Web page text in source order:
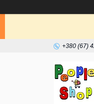
+380 (67)